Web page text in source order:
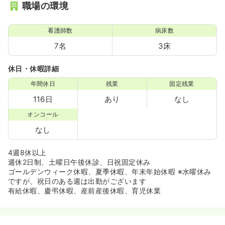
職場の環境
看護師数
7名
病床数
3床
休日・休暇詳細
年間休日
116日
残業
あり
固定残業
なし
オンコール
なし
4週8休以上
週休2日制、土曜日午後休診、日祝固定休み
ゴールデンウィーク休暇、夏季休暇、年末年始休暇 ※水曜休み
ですが、祝日のある週は出勤がございます
有給休暇、慶弔休暇、産前産後休暇、育児休業